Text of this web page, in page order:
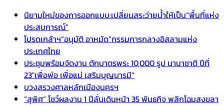
นิยามใหม่ของการออกแบบ:เปลี่ยนสระว่ายน้ำให้เป็น“พื้นที่แห่ง
ประสบการณ์”
โปรดเกล้าฯ”อนุมัติ อาหมัด”กรรมการกลางอิสลามแห่ง
ประเทศไทย
ประชุมพร้อมจัดงาน ตักบาตรพระ 10,000 รูป นานาชาติ ปีที่
23″เพื่อพ่อ เพื่อแม่ เสริมบุญบารมี”
บวงสรวงศาลหลักเมืองนครฯ
“สุพิศ” โชว์ผลงาน 1 ปีลั่นเดินหน้า 35 พันธกิจ พลิกโฉมสงขลา